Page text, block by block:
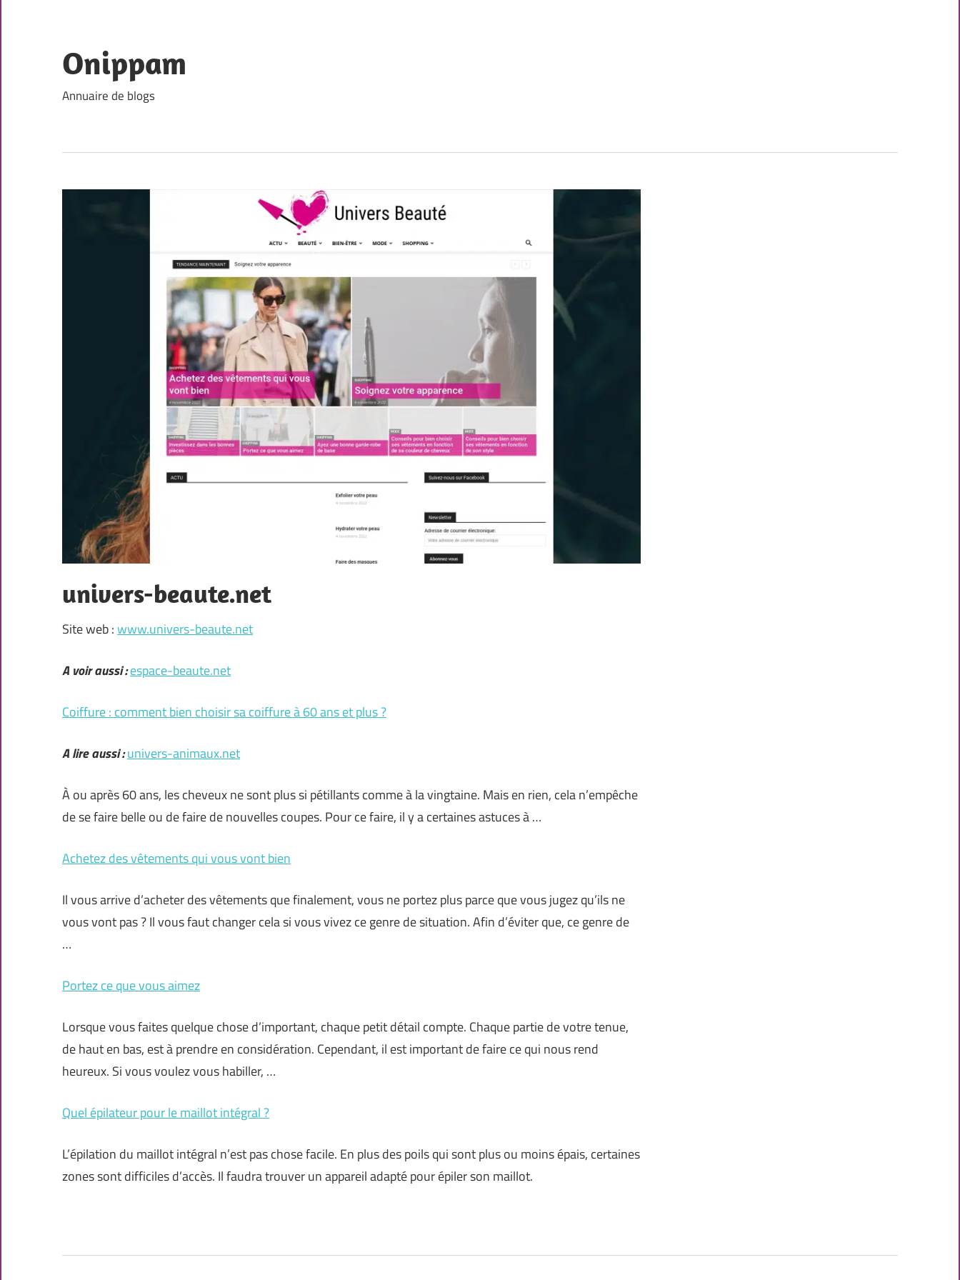
content
Onippam
Annuaire de blogs
univers-beaute.net
Site web :www.univers-beaute.net
A voir aussi :espace-beaute.net
Coiffure : comment bien choisir sa coiffure à 60 ans et plus ?
A lire aussi :univers-animaux.net
À ou après 60 ans, les cheveux ne sont plus si pétillants comme à la vingtaine. Mais en rien, cela n’empêche
de se faire belle ou de faire de nouvelles coupes. Pour ce faire, il y a certaines astuces à …
Achetez des vêtements qui vous vont bien
Il vous arrive d’acheter des vêtements que finalement, vous ne portez plus parce que vous jugez qu’ils ne
vous vont pas ? Il vous faut changer cela si vous vivez ce genre de situation. Afin d’éviter que, ce genre de
…
Portez ce que vous aimez
Lorsque vous faites quelque chose d’important, chaque petit détail compte. Chaque partie de votre tenue,
de haut en bas, est à prendre en considération. Cependant, il est important de faire ce qui nous rend
heureux. Si vous voulez vous habiller, …
Quel épilateur pour le maillot intégral ?
L’épilation du maillot intégral n’est pas chose facile. En plus des poils qui sont plus ou moins épais, certaines
zones sont difficiles d’accès. Il faudra trouver un appareil adapté pour épiler son maillot.